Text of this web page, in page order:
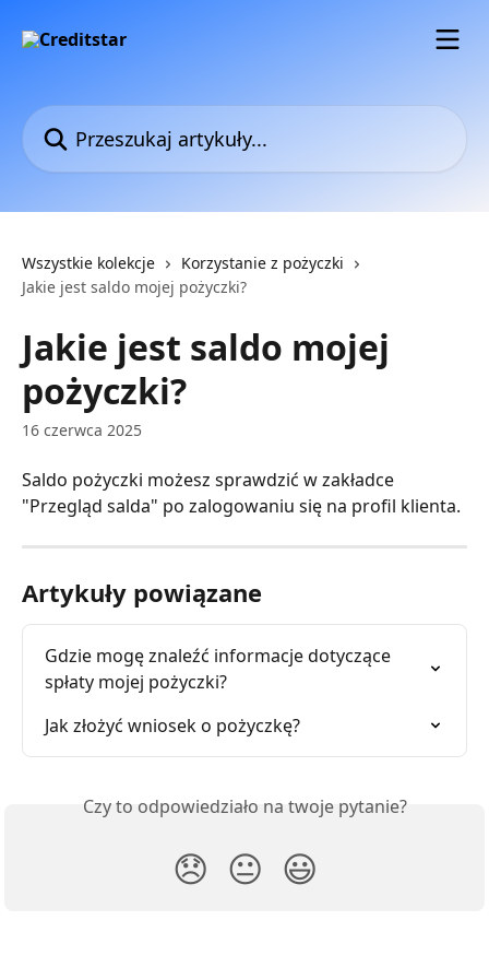
Przeszukaj artykuły...
Wszystkie kolekcje
Korzystanie z pożyczki
Jakie jest saldo mojej pożyczki?
Jakie jest saldo mojej
pożyczki?
16 czerwca 2025
Saldo pożyczki możesz sprawdzić w zakładce
"Przegląd salda" po zalogowaniu się na profil klienta.
Artykuły powiązane
Gdzie mogę znaleźć informacje dotyczące
spłaty mojej pożyczki?
Jak złożyć wniosek o pożyczkę?
Czy to odpowiedziało na twoje pytanie?
😞 😐 😃